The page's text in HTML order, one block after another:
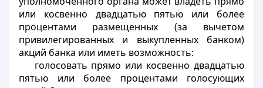
или косвенно двадцатью пятью или более
процентами размещенных (за вычетом
привилегированных и выкупленных банком)
акций банка или иметь возможность:
голосовать прямо или косвенно двадцатью
пятью или более процентами голосующих